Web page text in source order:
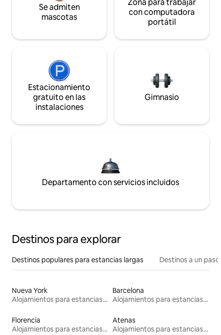
Se admiten
mascotas
Zona para trabajar
con computadora
portátil
Estacionamiento
gratuito en las
instalaciones
Gimnasio
Departamento con servicios incluidos
Destinos para explorar
Destinos populares para estancias largas Destinos a un
Nueva York
Alojamientos para estancias largas
Barcelona
Alojamientos para estancias largas
Florencia
Alojamientos para estancias largas
Atenas
Alojamientos para estancias largas